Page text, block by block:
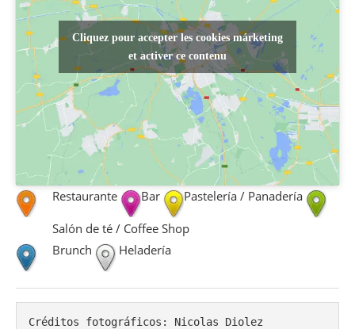
Cliquez pour accepter les cookies márketing
et activer ce contenu
Restaurante Bar Pastelería / Panadería
Salón de té / Coffee Shop
Brunch
Heladería
Créditos fotográficos: Nicolas Diolez